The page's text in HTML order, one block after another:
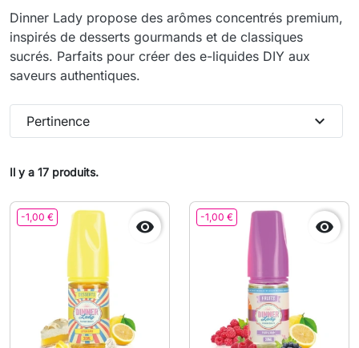
Dinner Lady propose des arômes concentrés premium,
inspirés de desserts gourmands et de classiques
sucrés. Parfaits pour créer des e-liquides DIY aux
saveurs authentiques.
Il y a 17 produits.
Pertinence expand_more
-1,00 €  -1,00 € 